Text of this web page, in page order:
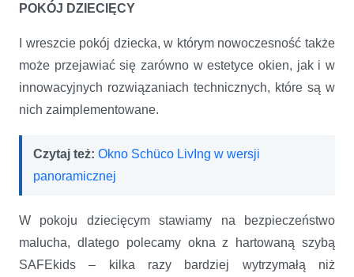
POKÓJ DZIECIĘCY
I wreszcie pokój dziecka, w którym nowoczesność także
może przejawiać się zarówno w estetyce okien, jak i w
innowacyjnych rozwiązaniach technicznych, które są w
nich zaimplementowane.
Czytaj też: Okno Schüco LivIng w wersji
panoramicznej
W pokoju dziecięcym stawiamy na bezpieczeństwo
malucha, dlatego polecamy okna z hartowaną szybą
SAFEkids – kilka razy bardziej wytrzymałą niż